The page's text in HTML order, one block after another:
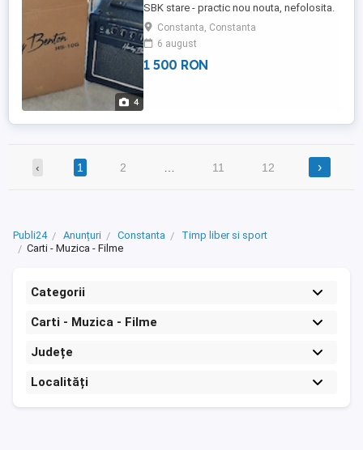
4
SBK stare - practic nou nouta, nefolosita.
Am cutia lui și accesorii. As prefera
ridicarea personala dacă sunteți în
Constanța sau aproape Nu fac schimb
Constanta, Constanta
6 august
1 500 RON
‹ 1 2 11 12 ›
Publi24 Anunțuri Constanta
Timp liber si sport
Carti - Muzica - Filme
Categorii
Carti - Muzica - Filme
Județe
Localități